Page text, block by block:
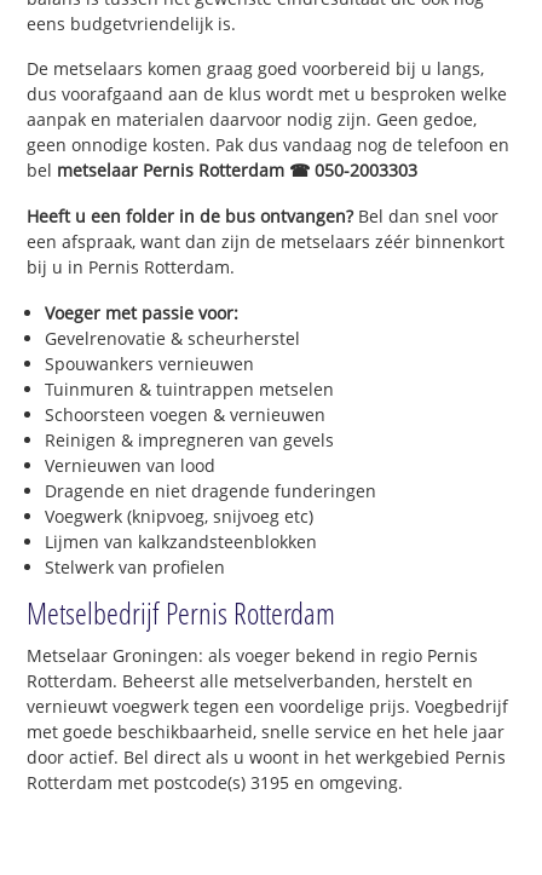
eens budgetvriendelijk is.
De metselaars komen graag goed voorbereid bij u langs,
dus voorafgaand aan de klus wordt met u besproken welke
aanpak en materialen daarvoor nodig zijn. Geen gedoe,
geen onnodige kosten. Pak dus vandaag nog de telefoon en
bel metselaar Pernis Rotterdam ☎ 050-2003303
Heeft u een folder in de bus ontvangen?Bel dan snel voor
een afspraak, want dan zijn de metselaars zéér binnenkort
bij u in Pernis Rotterdam.
Voeger met passie voor:
Gevelrenovatie & scheurherstel
Spouwankers vernieuwen
Tuinmuren & tuintrappen metselen
Schoorsteen voegen & vernieuwen
Reinigen & impregneren van gevels
Vernieuwen van lood
Dragende en niet dragende funderingen
Voegwerk (knipvoeg, snijvoeg etc)
Lijmen van kalkzandsteenblokken
Stelwerk van profielen
Metselbedrijf Pernis Rotterdam
Metselaar Groningen: als voeger bekend in regio Pernis
Rotterdam. Beheerst alle metselverbanden, herstelt en
vernieuwt voegwerk tegen een voordelige prijs. Voegbedrijf
met goede beschikbaarheid, snelle service en het hele jaar
door actief. Bel direct als u woont in het werkgebied Pernis
Rotterdam met postcode(s) 3195 en omgeving.